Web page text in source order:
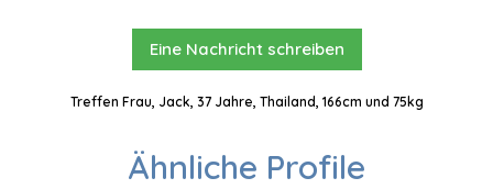
Eine Nachricht schreiben
Treffen Frau, Jack, 37 Jahre, Thailand, 166cm und 75kg
Ähnliche Profile